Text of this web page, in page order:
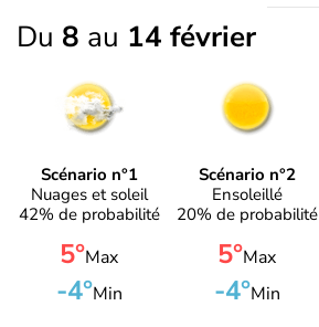
Du 8 au 14 février
Scénario n°1
Nuages et soleil
42% de probabilité
5°Max
-4°Min
Scénario n°2
Ensoleillé
20% de probabilité
5°Max
-4°Min